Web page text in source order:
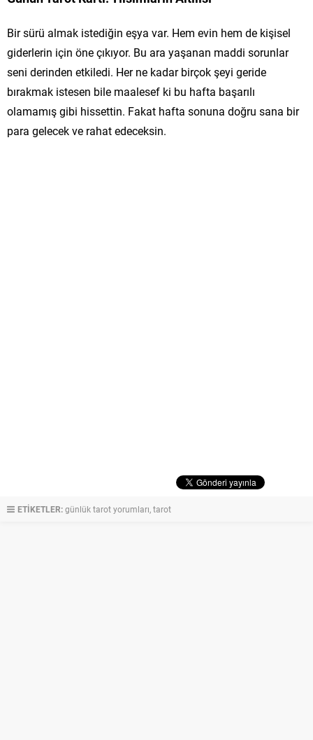
Bir sürü almak istediğin eşya var. Hem evin hem de kişisel
giderlerin için öne çıkıyor. Bu ara yaşanan maddi sorunlar
seni derinden etkiledi. Her ne kadar birçok şeyi geride
bırakmak istesen bile maalesef ki bu hafta başarılı
olamamış gibi hissettin. Fakat hafta sonuna doğru sana bir
para gelecek ve rahat edeceksin.
ETİKETLER:günlük tarot yorumları,tarot